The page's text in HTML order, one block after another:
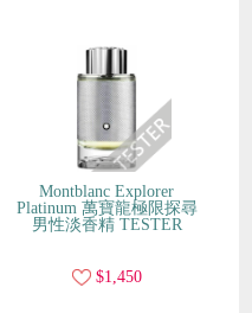
Montblanc Explorer
Platinum 萬寶龍極限探尋
男性淡香精 TESTER
$1,450